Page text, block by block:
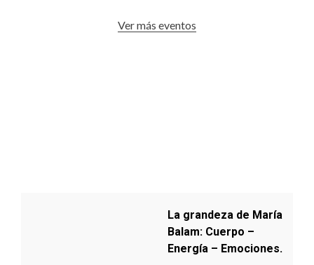
Ver más eventos
La grandeza de María
Balam: Cuerpo –
Energía – Emociones.